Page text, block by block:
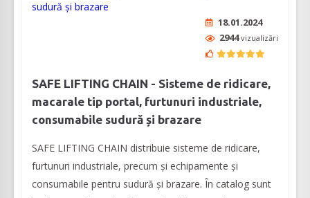
18.01.2024
2944vizualizări
SAFE LIFTING CHAIN - Sisteme de ridicare,
macarale tip portal, furtunuri industriale,
consumabile sudură și brazare
SAFE LIFTING CHAIN distribuie sisteme de ridicare,
furtunuri industriale, precum și echipamente și
consumabile pentru sudură și brazare. În catalog sunt